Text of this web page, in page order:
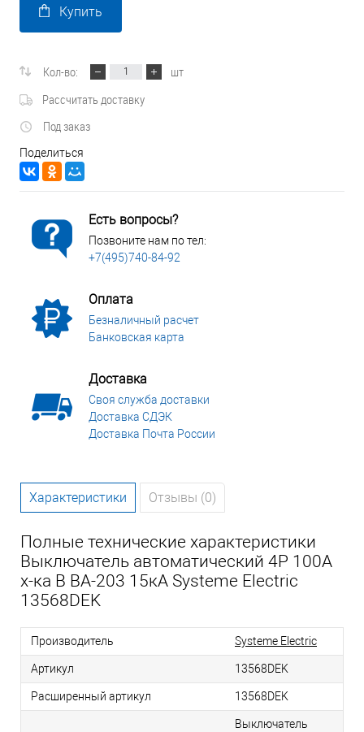
Купить
Кол-во:
шт
Рассчитать доставку
Под заказ
Поделиться
Есть вопросы?
Позвоните нам по тел:
+7(495)740-84-92
Оплата
Безналичный расчет
Банковская карта
Доставка
Своя служба доставки
Доставка СДЭК
Доставка Почта России
Характеристики Отзывы (0)
Полные технические характеристики
Выключатель автоматический 4P 100A
х-ка B ВА-203 15кА Systeme Electric
13568DEK
Производитель Systeme Electric
Артикул 13568DEK
Расширенный артикул 13568DEK
Выключатель